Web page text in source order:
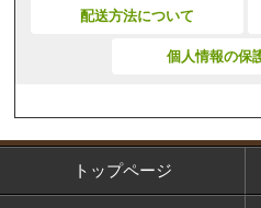
配送方法について
個人情報の保
トップページ